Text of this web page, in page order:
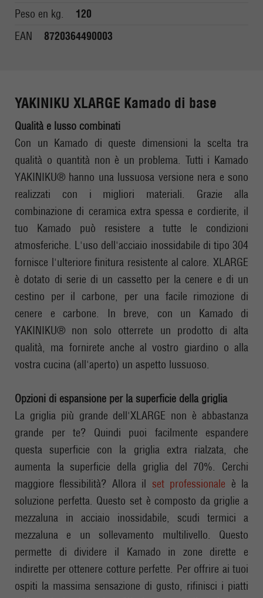
Peso en kg.
120
EAN
8720364490003
YAKINIKU XLARGE Kamado di base
Qualità e lusso combinati
Con un Kamado di queste dimensioni la scelta tra
qualità o quantità non è un problema. Tutti i Kamado
YAKINIKU® hanno una lussuosa versione nera e sono
realizzati con i migliori materiali. Grazie alla
combinazione di ceramica extra spessa e cordierite, il
tuo Kamado può resistere a tutte le condizioni
atmosferiche. L'uso dell'acciaio inossidabile di tipo 304
fornisce l'ulteriore finitura resistente al calore. XLARGE
è dotato di serie di un cassetto per la cenere e di un
cestino per il carbone, per una facile rimozione di
cenere e carbone. In breve, con un Kamado di
YAKINIKU® non solo otterrete un prodotto di alta
qualità, ma fornirete anche al vostro giardino o alla
vostra cucina (all'aperto) un aspetto lussuoso.
Opzioni di espansione per la superficie della griglia
La griglia più grande dell'XLARGE non è abbastanza
grande per te? Quindi puoi facilmente espandere
questa superficie con la griglia extra rialzata, che
aumenta la superficie della griglia del 70%. Cerchi
maggiore flessibilità? Allora il set professionale è la
soluzione perfetta. Questo set è composto da griglie a
mezzaluna in acciaio inossidabile, scudi termici a
mezzaluna e un sollevamento multilivello. Questo
permette di dividere il Kamado in zone dirette e
indirette per ottenere cotture perfette. Per offrire ai tuoi
ospiti la massima sensazione di gusto, rifinisci i piatti